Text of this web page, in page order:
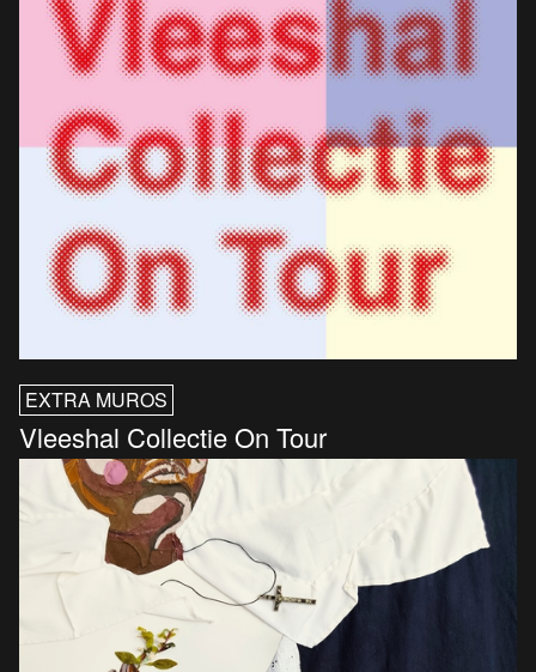
EXTRA MUROS
Vleeshal Collectie On Tour